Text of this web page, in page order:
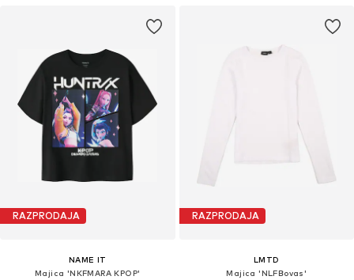
RAZPRODAJA
NAME IT
Majica 'NKFMARA KPOP'
RAZPRODAJA
LMTD
Majica 'NLFBovas'